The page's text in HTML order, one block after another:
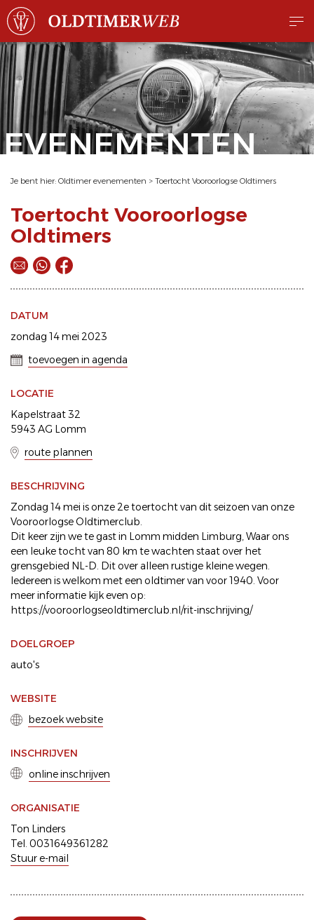
EVENEMENTEN
Je bent hier: Oldtimer evenementen > Toertocht Vooroorlogse Oldtimers
Toertocht Vooroorlogse
Oldtimers
DATUM
zondag 14 mei 2023
toevoegen in agenda
LOCATIE
Kapelstraat 32
5943 AG Lomm
route plannen
BESCHRIJVING
Zondag 14 mei is onze 2e toertocht van dit seizoen van onze
Vooroorlogse Oldtimerclub.
Dit keer zijn we te gast in Lomm midden Limburg, Waar ons
een leuke tocht van 80 km te wachten staat over het
grensgebied NL-D. Dit over alleen rustige kleine wegen.
Iedereen is welkom met een oldtimer van voor 1940. Voor
meer informatie kijk even op:
https://vooroorlogseoldtimerclub.nl/rit-inschrijving/
DOELGROEP
auto's
WEBSITE
bezoek website
INSCHRIJVEN
online inschrijven
ORGANISATIE
Ton Linders
Tel. 0031649361282
Stuur e-mail